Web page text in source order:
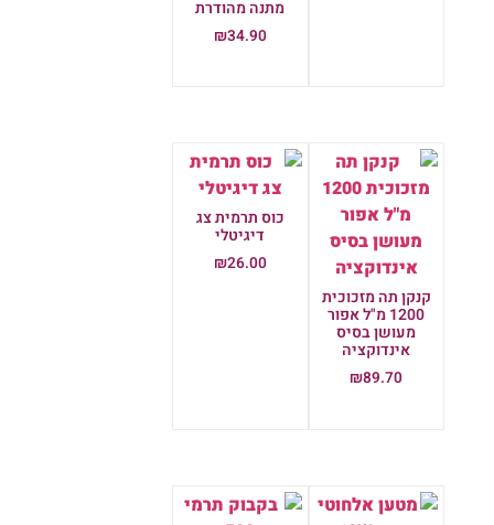
מתנה מהודרת
₪34.90
קנקן תה מזכוכית
1200 מ"ל אפור
מעושן בסיס
אינדוקציה
₪89.70
כוס תרמית צג
דיגיטלי
₪26.00